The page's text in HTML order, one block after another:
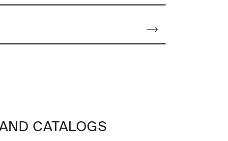
CATALOGS